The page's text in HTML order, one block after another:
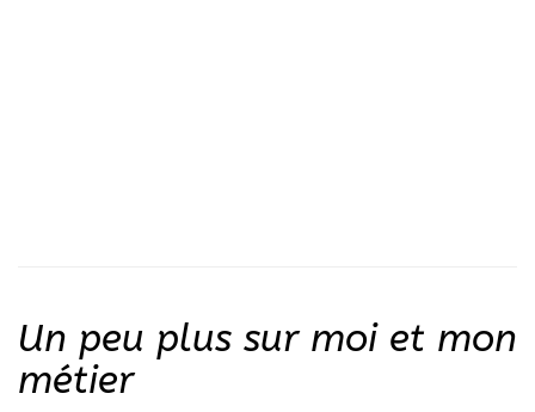
Un peu plus sur moi et mon
métier